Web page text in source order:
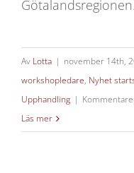
Götalandsregionen.
Av Lotta | november 14th,
workshopledare, Nyhet
Upphandling |
Läs mer